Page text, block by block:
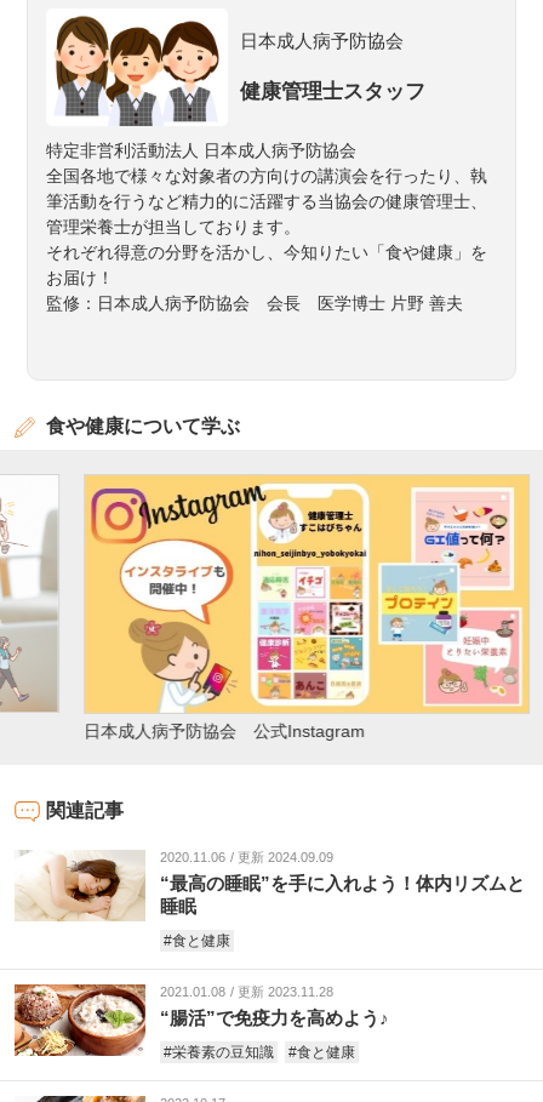
日本成人病予防協会
健康管理士スタッフ
特定非営利活動法人 日本成人病予防協会
全国各地で様々な対象者の方向けの講演会を行ったり、執
筆活動を行うなど精力的に活躍する当協会の健康管理士、
管理栄養士が担当しております。
それぞれ得意の分野を活かし、今知りたい「食や健康」を
お届け！
監修：日本成人病予防協会 会長 医学博士 片野 善夫
食や健康について学ぶ
日本成人病予防協会 公式Instagram
関連記事
“最高の睡眠”を手に入れよう！体内リズムと
睡眠
2020.11.06 更新 2024.09.09
#食と健康
“腸活”で免疫力を高めよう♪
2021.01.08 更新 2023.11.28
#栄養素の豆知識 #食と健康